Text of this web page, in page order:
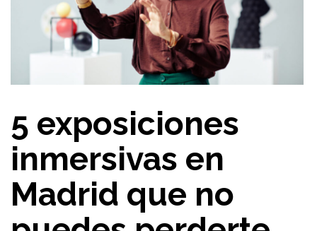
5 exposiciones
inmersivas en
Madrid que no